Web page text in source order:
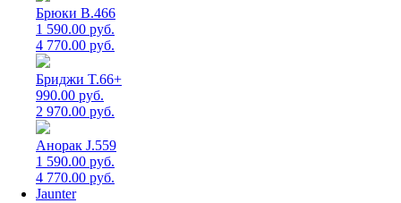
Брюки B.466
1 590.00 руб.
4 770.00 руб.
Бриджи T.66+
990.00 руб.
2 970.00 руб.
Анорак J.559
1 590.00 руб.
4 770.00 руб.
Jaunter